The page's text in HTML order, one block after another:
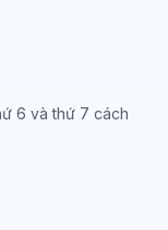
6 và thứ 7 cách